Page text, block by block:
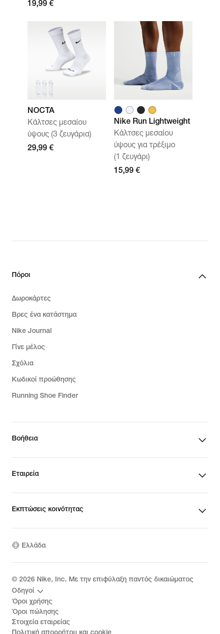
19,99 €
NOCTA
Κάλτσες μεσαίου
ύψους (3 ζευγάρια)
29,99 €
Nike Run Lightweight
Κάλτσες μεσαίου
ύψους για τρέξιμο
(1 ζευγάρι)
15,99 €
Πόροι
Δωροκάρτες
Βρες ένα κατάστημα
Nike Journal
Γίνε μέλος
Σχόλια
Κωδικοί προώθησης
Running Shoe Finder
Βοήθεια
Εταιρεία
Εκπτώσεις κοινότητας
Ελλάδα
© 2026 Nike, Inc. Με την επιφύλαξη παντός δικαιώματος
Οδηγοί
Όροι χρήσης
Όροι πώλησης
Στοιχεία εταιρείας